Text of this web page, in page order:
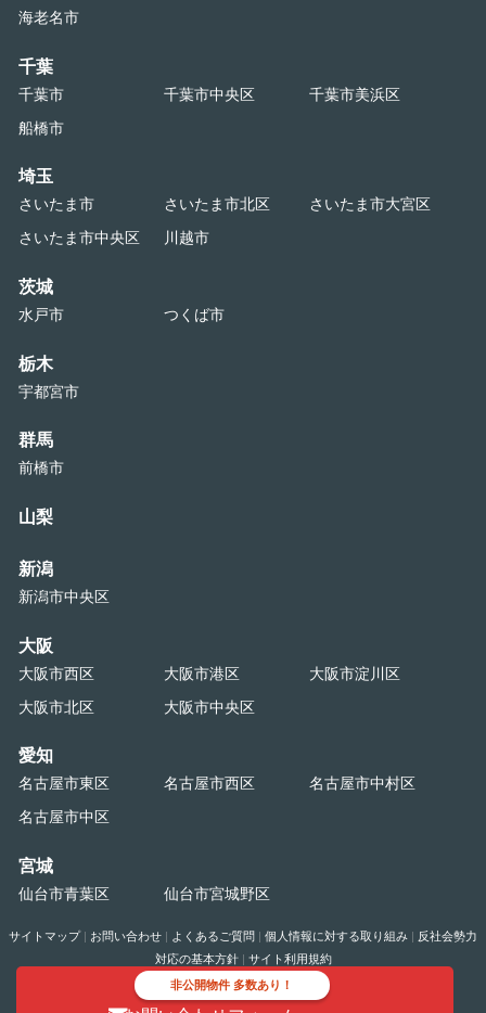
海老名市
千葉
千葉市 千葉市中央区
千葉市美浜区
船橋市
埼玉
さいたま市 さいたま市北区
さいたま市大宮区
さいたま市中央区
川越市
茨城
水戸市 つくば市
栃木
宇都宮市
群馬
前橋市
山梨
新潟
新潟市中央区
大阪
大阪市西区 大阪市港区
大阪市淀川区
大阪市北区
大阪市中央区
愛知
名古屋市東区 名古屋市西区
名古屋市中村区
名古屋市中区
宮城
仙台市青葉区 仙台市宮城野区
サイトマップ| お問い合わせ | よくあるご質問 | 個人情報に対する取り組み | 反社会勢力
対応の基本方針| サイト利用規約
Copyright©2026 TAKEOFFICE Corporation. All Rights Reserved.
非公開物件 多数あり！